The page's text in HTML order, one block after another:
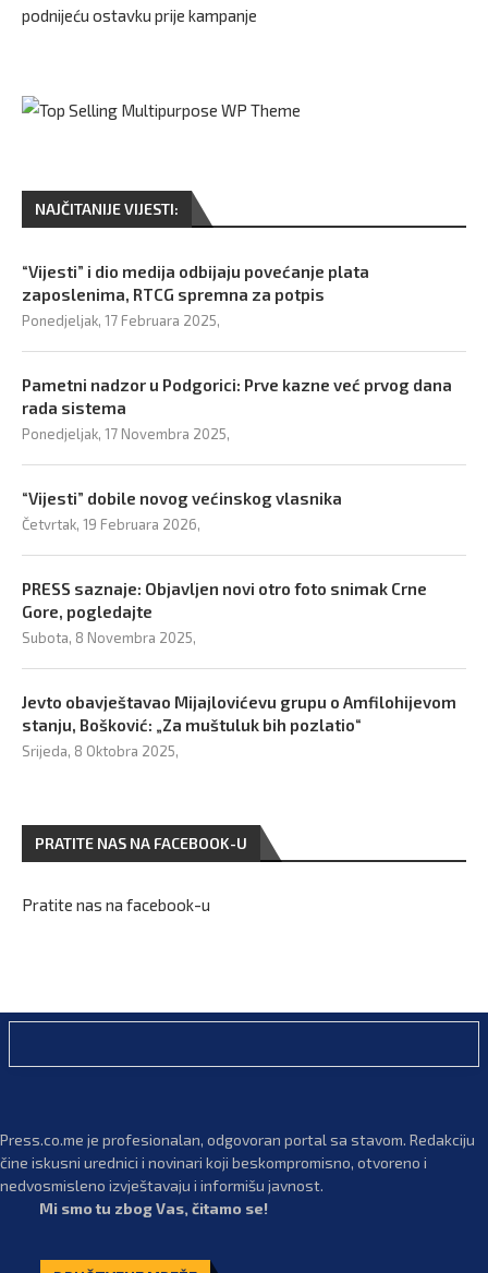
podnijeću ostavku prije kampanje
NAJČITANIJE VIJESTI:
“Vijesti” i dio medija odbijaju povećanje plata
zaposlenima, RTCG spremna za potpis
Ponedjeljak, 17 Februara 2025,
Pametni nadzor u Podgorici: Prve kazne već prvog dana
rada sistema
Ponedjeljak, 17 Novembra 2025,
“Vijesti” dobile novog većinskog vlasnika
Četvrtak, 19 Februara 2026,
PRESS saznaje: Objavljen novi otro foto snimak Crne
Gore, pogledajte
Subota, 8 Novembra 2025,
Jevto obavještavao Mijajlovićevu grupu o Amfilohijevom
stanju, Bošković: „Za muštuluk bih pozlatio“
Srijeda, 8 Oktobra 2025,
PRATITE NAS NA FACEBOOK-U
Pratite nas na facebook-u
Press.co.me je profesionalan, odgovoran portal sa stavom. Redakciju
čine iskusni urednici i novinari koji beskompromisno, otvoreno i
nedvosmisleno izvještavaju i informišu javnost.
Mi smo tu zbog Vas, čitamo se!